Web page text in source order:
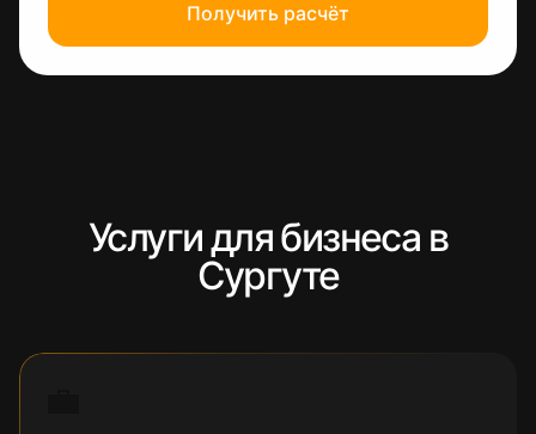
Получить расчёт
Услуги для бизнеса в
Сургуте